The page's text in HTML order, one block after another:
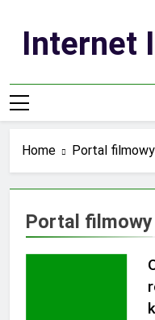
contentInternet
Home Portal filmowy
Portal filmowy